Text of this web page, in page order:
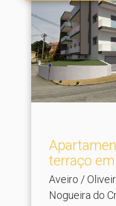
terraço
Cra.​..
Aveiro /
Nogueira do